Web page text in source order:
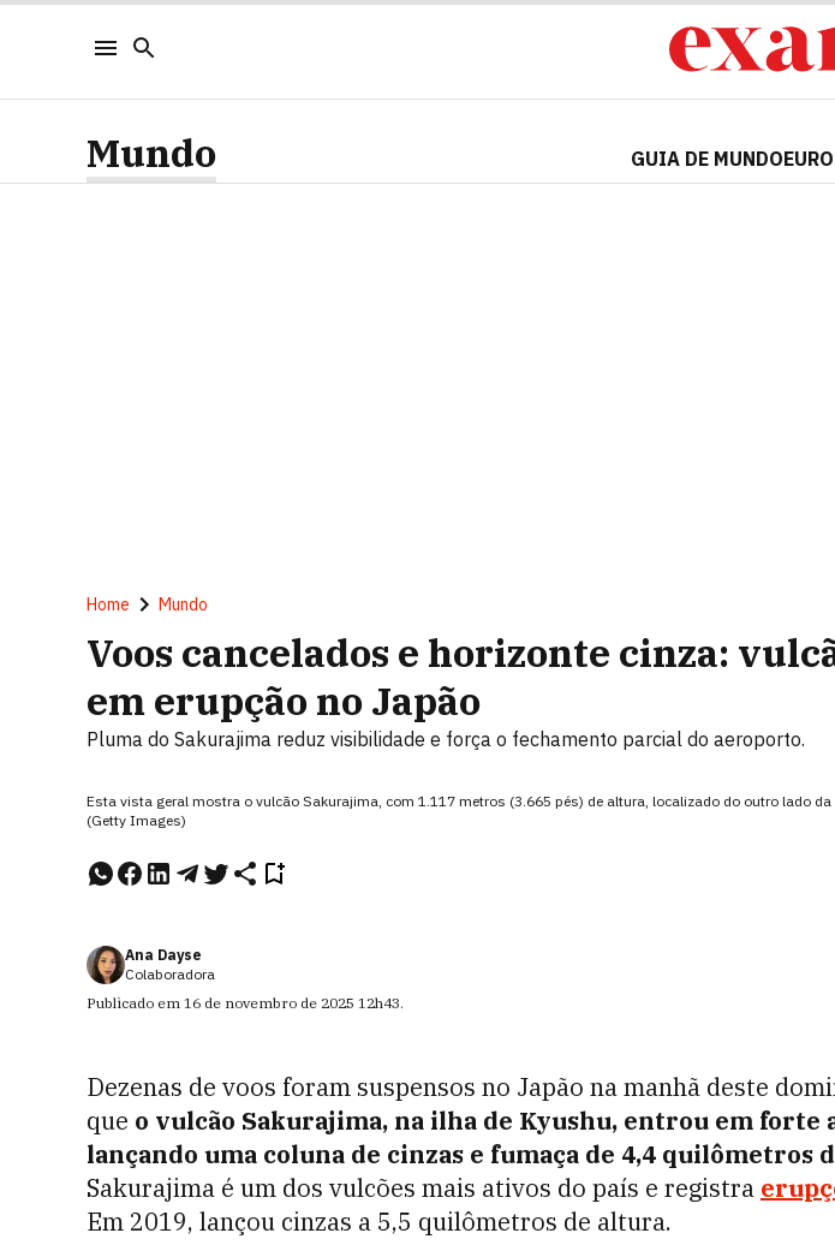
Mundo GUIA DE MUNDO
Home Mundo
Voos cancelados e horizonte cinza:
em erupção no Japão
Pluma do Sakurajima reduz visibilidade e força o fechamento parcial do aeroporto.
Esta vista geral mostra o vulcão Sakurajima, com 1.117 metros (3.665 pés) de altura, localizado do outro lado
(Getty Images)
Ana Dayse
Colaboradora
Publicado em 16 de novembro de 2025 12h43.
Dezenas de voos foram suspensos no Japão na manhã deste
que o vulcão Sakurajima, na ilha de Kyushu, entrou em forte
lançando uma coluna de cinzas e fumaça de 4,4 quilômetros
Sakurajima é um dos vulcões mais ativos do país e registra
Em 2019, lançou cinzas a 5,5 quilômetros de altura.